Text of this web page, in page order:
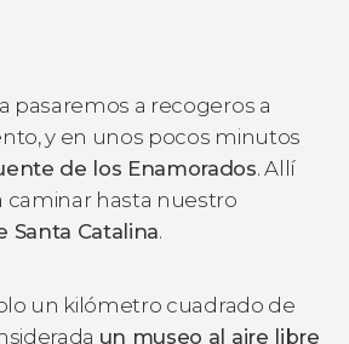
pasaremos a recogeros a
y en unos pocos minutos
de los Enamorados. Allí
caminar hasta nuestro
Santa Catalina.
un kilómetro cuadrado de
un museo al aire libre